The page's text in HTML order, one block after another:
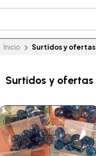
Inicio Surtidos y ofertas
Surtidos y ofertas